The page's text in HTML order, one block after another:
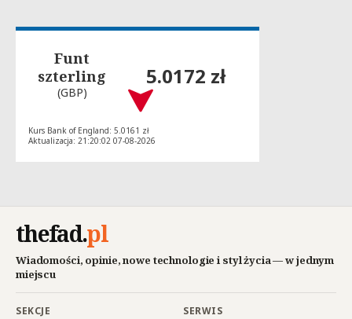
Funt
szterling
(GBP)
5.0172 zł
Kurs Bank of England: 5.0161 zł
Aktualizacja: 21:20:02 07-08-2026
thefad.pl
Wiadomości, opinie, nowe technologie i styl życia — w jednym
miejscu
SEKCJE
SERWIS